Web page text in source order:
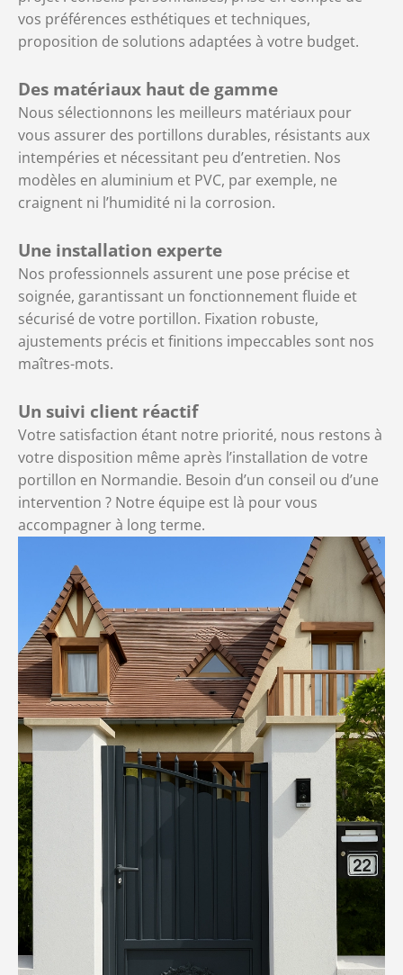
vos préférences esthétiques et techniques,
proposition de solutions adaptées à votre budget.
Des matériaux haut de gamme
Nous sélectionnons les meilleurs matériaux pour
vous assurer des portillons durables, résistants aux
intempéries et nécessitant peu d’entretien. Nos
modèles en aluminium et PVC, par exemple, ne
craignent ni l’humidité ni la corrosion.
Une installation experte
Nos professionnels assurent une pose précise et
soignée, garantissant un fonctionnement fluide et
sécurisé de votre portillon. Fixation robuste,
ajustements précis et finitions impeccables sont nos
maîtres-mots.
Un suivi client réactif
Votre satisfaction étant notre priorité, nous restons à
votre disposition même après l’installation de votre
portillon en Normandie. Besoin d’un conseil ou d’une
intervention ? Notre équipe est là pour vous
accompagner à long terme.